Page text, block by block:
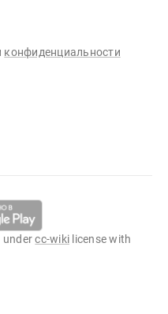
конфиденциальности
undercc-wiki license with